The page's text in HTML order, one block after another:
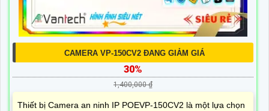
CAMERA VP-150CV2 ĐANG GIẢM GIÁ
30%
1,400,000 ₫
Thiết bị Camera an ninh IP POEVP-150CV2 là một lựa chọn